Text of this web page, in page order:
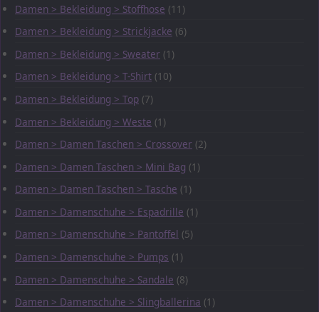
Damen > Bekleidung > Stoffhose (11)
Damen > Bekleidung > Strickjacke (6)
Damen > Bekleidung > Sweater (1)
Damen > Bekleidung > T-Shirt (10)
Damen > Bekleidung > Top (7)
Damen > Bekleidung > Weste (1)
Damen > Damen Taschen > Crossover (2)
Damen > Damen Taschen > Mini Bag (1)
Damen > Damen Taschen > Tasche (1)
Damen > Damenschuhe > Espadrille (1)
Damen > Damenschuhe > Pantoffel (5)
Damen > Damenschuhe > Pumps (1)
Damen > Damenschuhe > Sandale (8)
Damen > Damenschuhe > Slingballerina (1)